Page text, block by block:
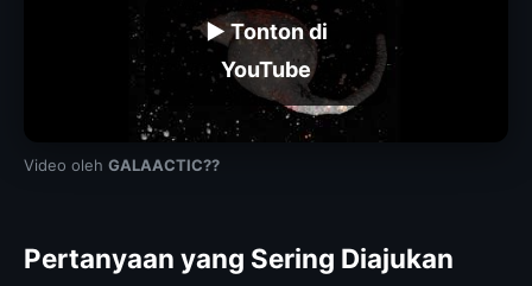
▶ Tonton di
YouTube
Video oleh GALAACTIC??
Pertanyaan yang Sering Diajukan